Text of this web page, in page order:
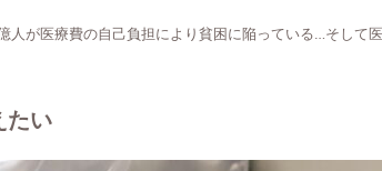
が医療費の自己負担により貧困に陥っている…そして
たい